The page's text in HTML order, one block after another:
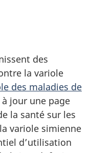
des
la variole
des maladies de
jour une page
la santé sur les
variole simienne
d’utilisation